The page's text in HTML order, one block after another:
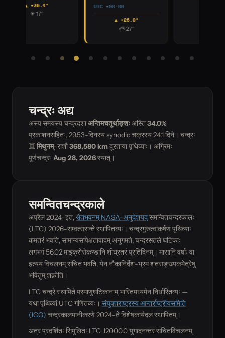
☀ 12°
चन्द्रः अद्य
अस्य समयस्य चन्द्रदशाअन्तिमचतुर्थाङ्शःअस्ति34.0%
प्रकाशनसहितः, 29.53-दिनस्य synodic चक्रस्य24.1 दिने। चन्द्रः
♊ मिथुनम्-राशौ368,580 kmदूरताया पृथिव्याः। अग्रिमः
पूर्णचन्द्रः Aug 28, 2026स्यात्।
समन्वितचन्द्रकाले
अप्रैल 2024-इत, श्वेतभवनम् NASA-अनुदेशयद्समन्वितचन्द्रकालः
(LTC) 2026-सम्वत्सरान्ते स्थापितव्यः। चन्द्रगुरुत्वाकर्षणं पृथिव्याः
कमतरं भवति, सामान्यसापेक्षतावादम् अनुगमते, चन्द्रसतले घटिकाः
लगभगं 56.02 माइक्रोसेकण्डानि शीघ्रतरं प्रतिदिनम्। मासानि वर्षाः वा
इत्ययं विचलनम् संचितं भवति, येन नौकानिर्देश-भ्रमं शतसङ्ख्यकमेत्रेषु
भवितुम् शक्नोति।
LTC चन्द्रे स्थापिते परमाणुघटिकानाम् भारितमध्यमेन निर्धारितव्यः —
यथा पृथिव्यां UTC गणितव्यः। संयुक्तराष्ट्रस्य आन्तर्राष्ट्रीयसमिति
(ICG) चन्द्रकालमानीकरणे 2024-ते विशेषकार्यदलं स्थापितम्।
अत्र प्रदर्शितः सिमुलितः LTC J2000.0 युगादनन्तरं संचितविचलनम्